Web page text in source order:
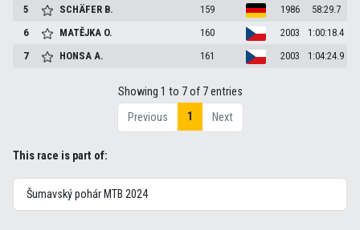
5
SCHÄFER B. 159 1986
58:29.7
6
MATĚJKA O. 160 2003
1:00:18.4
7
HONSAA. 161 2003 1:04:24.9
Showing 1 to 7 of 7 entries
Previous
1 Next
This race is part of:
Šumavský pohár MTB 2024